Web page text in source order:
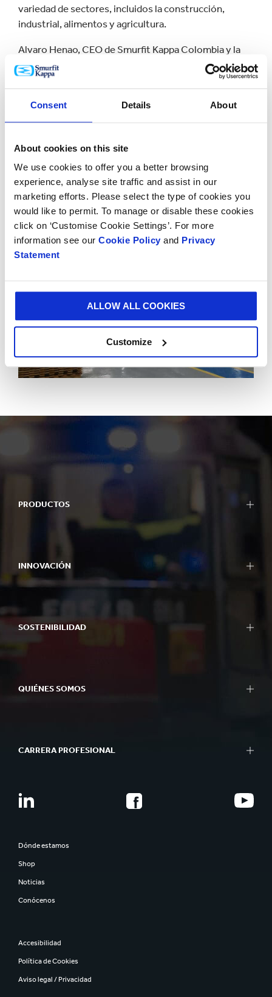
Consent Details About
About cookies on this site
We use cookies to offer you a better browsing
experience, analyse site traffic and assist in our
marketing efforts. Please select the type of cookies you
would like to permit. To manage or disable these cookies
click on ‘Customise Cookie Settings’. For more
information see our Cookie Policy and Privacy
Statement
ALLOW ALL COOKIES
Customize
variedad de sectores, incluidos la construcción,
industrial, alimentos y agricultura.
Alvaro Henao, CEO de Smurfit Kappa Colombia y la
región de Centro América, afirmó que: “Uno de los
principales compromisos de la Compañía es el
inversiones, estamos llevando nuestro portafolio de
soluciones de empaque al siguiente nivel.
Tenemos gran expectativa de crear nuevas alianzas
con nuestros clientes para generar el crecimiento de
su negocio, mientras logramos también disminuir los
residuos de empaque y proteger el planeta”.
PRODUCTOS
INNOVACIÓN
SOSTENIBILIDAD
QUIÉNES SOMOS
CARRERA PROFESIONAL
Dónde estamos
Shop
Noticias
Conócenos
Accesibilidad
Política de Cookies
Aviso legal / Privacidad